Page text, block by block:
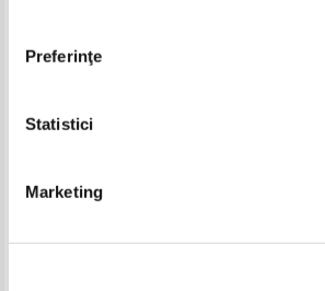
Preferinţe
Statistici
Marketing
Charles Perrault - Cele mai